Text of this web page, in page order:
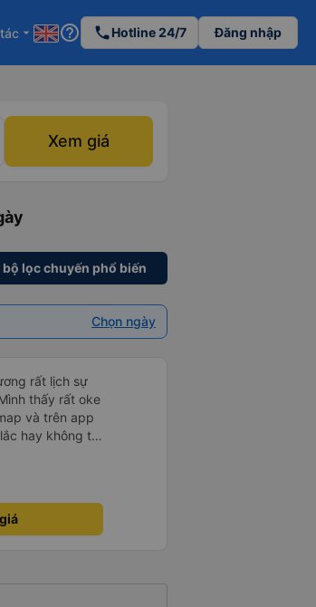
arrow_drop_down help_outline phoneHotline 24/7 Đăng nhập
Xem giá
bộ lọc chuyến phổ biến
Chọn ngày
rất lịch sự
thấy rất oke
và trên app
hay không thì